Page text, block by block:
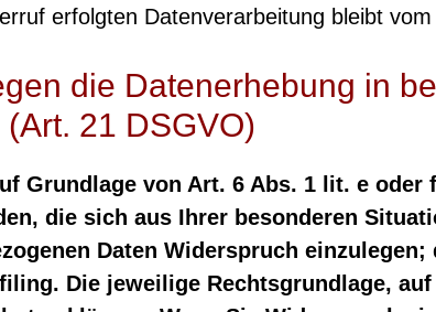
erfolgten Datenverarbeitung bleibt
die Datenerhebung in
21 DSGVO)
Grundlage von Art. 6 Abs. 1 lit. e oder
die sich aus Ihrer besonderen
Daten Widerspruch
Die jeweilige Rechtsgrundlage,